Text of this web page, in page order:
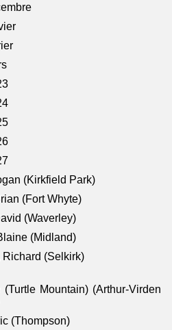
(Kirkfield Park)
(Fort Whyte)
(Waverley)
(Midland)
(Selkirk)
Mountain) (Arthur-Virden
(Thompson)